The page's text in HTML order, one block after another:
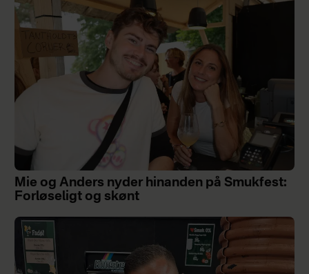
Mie og Anders nyder hinanden på Smukfest:
Forløseligt og skønt